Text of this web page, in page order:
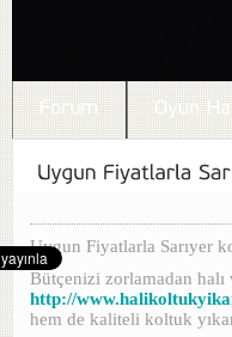
Uygun Fiyatlarla Sarıyer
Bütçenizi zorlamadan halı
http://
hem de kaliteli koltuk